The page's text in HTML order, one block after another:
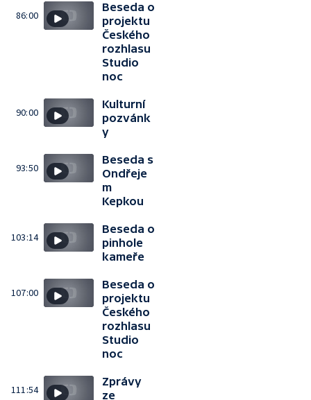
86:00
Beseda o
projektu
Českého
rozhlasu
Studio
noc
90:00
Kulturní
pozvánk
y
93:50
Beseda s
Ondřeje
m
Kepkou
103:14
Beseda o
pinhole
kameře
107:00
Beseda o
projektu
Českého
rozhlasu
Studio
noc
111:54
Zprávy
ze